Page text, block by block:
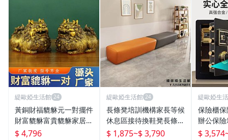
緹歐婭生活館
黃銅財福貔貅元一對擺件
財富貔貅富貴貔貅家居客
廳店鋪裝飾
$ 4,796
緹歐婭生活館
長條凳培訓機構家長等候
休息區接待換鞋凳長條沙
發沙發椅卡座
$ 1,875~$ 3,790
緹歐婭生
保險櫃
辦公保
防盜小
$ 3,574